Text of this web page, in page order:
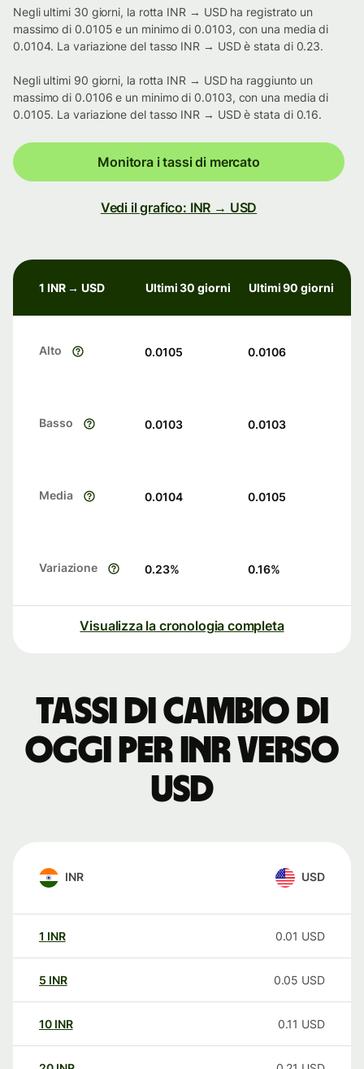
Negli ultimi 30 giorni, la rotta INR → USD ha registrato un
massimo di 0.0105 e un minimo di 0.0103, con una media di
0.0104. La variazione del tasso INR → USD è stata di 0.23.
Negli ultimi 90 giorni, la rotta INR → USD ha raggiunto un
massimo di 0.0106 e un minimo di 0.0103, con una media di
0.0105. La variazione del tasso INR → USD è stata di 0.16.
Monitora i tassi di mercato
Vedi il grafico: INR → USD
1 INR → USD Ultimi 30 giorni Ultimi 90 giorni
Alto 0.0105 0.0106
Basso 0.0103 0.0103
Media 0.0104 0.0105
Variazione 0.23% 0.16%
Visualizza la cronologia completa
Tassi di cambio di
oggi per INR verso
USD
INR USD
1 INR 0.01 USD
5 INR 0.05 USD
10 INR 0.11 USD